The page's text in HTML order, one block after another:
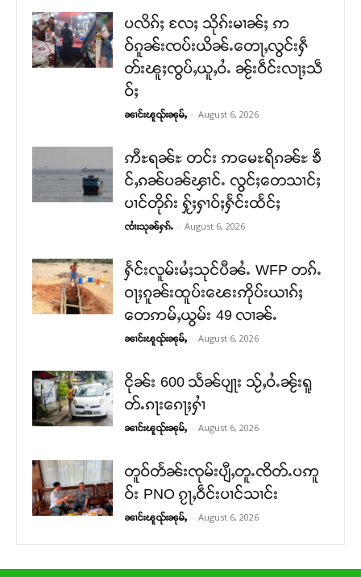
ပလိၵ်ႈ လႄႈ သိုၵ်းမၢၼ်ႈ ဢ
ဝ်ၵူၼ်းၸပ်းယိၼ်ႉတေႃႇလွင်းႁဵ
တ်းၽူႈၸွပ်ႇယူႇဝႆႉ ၼႂ်းဝဵင်းလႃႈသဵ
ဝ်ႈ
ၼၢင်းၽူၺ်းၼုမ်ႇ - August 6, 2026
ဢီႊရၼ်ႊ တင်း ဢမေႊရိၵၼ်ႊ ၶဵ
င်ႇၵၼ်ပၼ်ၾၢင်ႉ လွင်ႈတေသၢင်ႈ
ပၢင်တိုၵ်း ႁႂ်ႈႁၢဝ်ႈႁႅင်းထႅင်ႈ
ၸၢႆးသုၼ်ႁၵ်ႉ - August 6, 2026
ႁႅင်းလူမ်းမႆႈသုင်ပီၼႆႉ WFP တၵ်ႉ
ဝႃႈၵူၼ်းထူပ်းၽေးဢိုပ်းယၢၵ်ႈ
တေဢမ်ႇယွမ်း 49 လၢၼ်ႉ
ၼၢင်းၽူၺ်းၼုမ်ႇ - August 6, 2026
ငိုၼ်း 600 သႅၼ်ပျႃး သႂ်ႇဝႆႉၼႂ်းရူ
တ်ႉၵႃးၵေႃႈႁၢႆ
ၼၢင်းၽူၺ်းၼုမ်ႇ - August 6, 2026
တူဝ်တႅၼ်းၸုမ်းပျီႇတူႉၸိတ်ႉပဢူ
ဝ်း PNO ၵႂႃႇဝဵင်းပၢင်သၢင်း
ၼၢင်းၽူၺ်းၼုမ်ႇ - August 6, 2026